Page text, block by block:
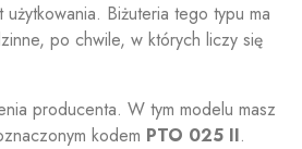
Biżuteria tego typu ma
po chwile, w których liczy się
producenta. W tym modelu masz
kodem PTO 025 II.